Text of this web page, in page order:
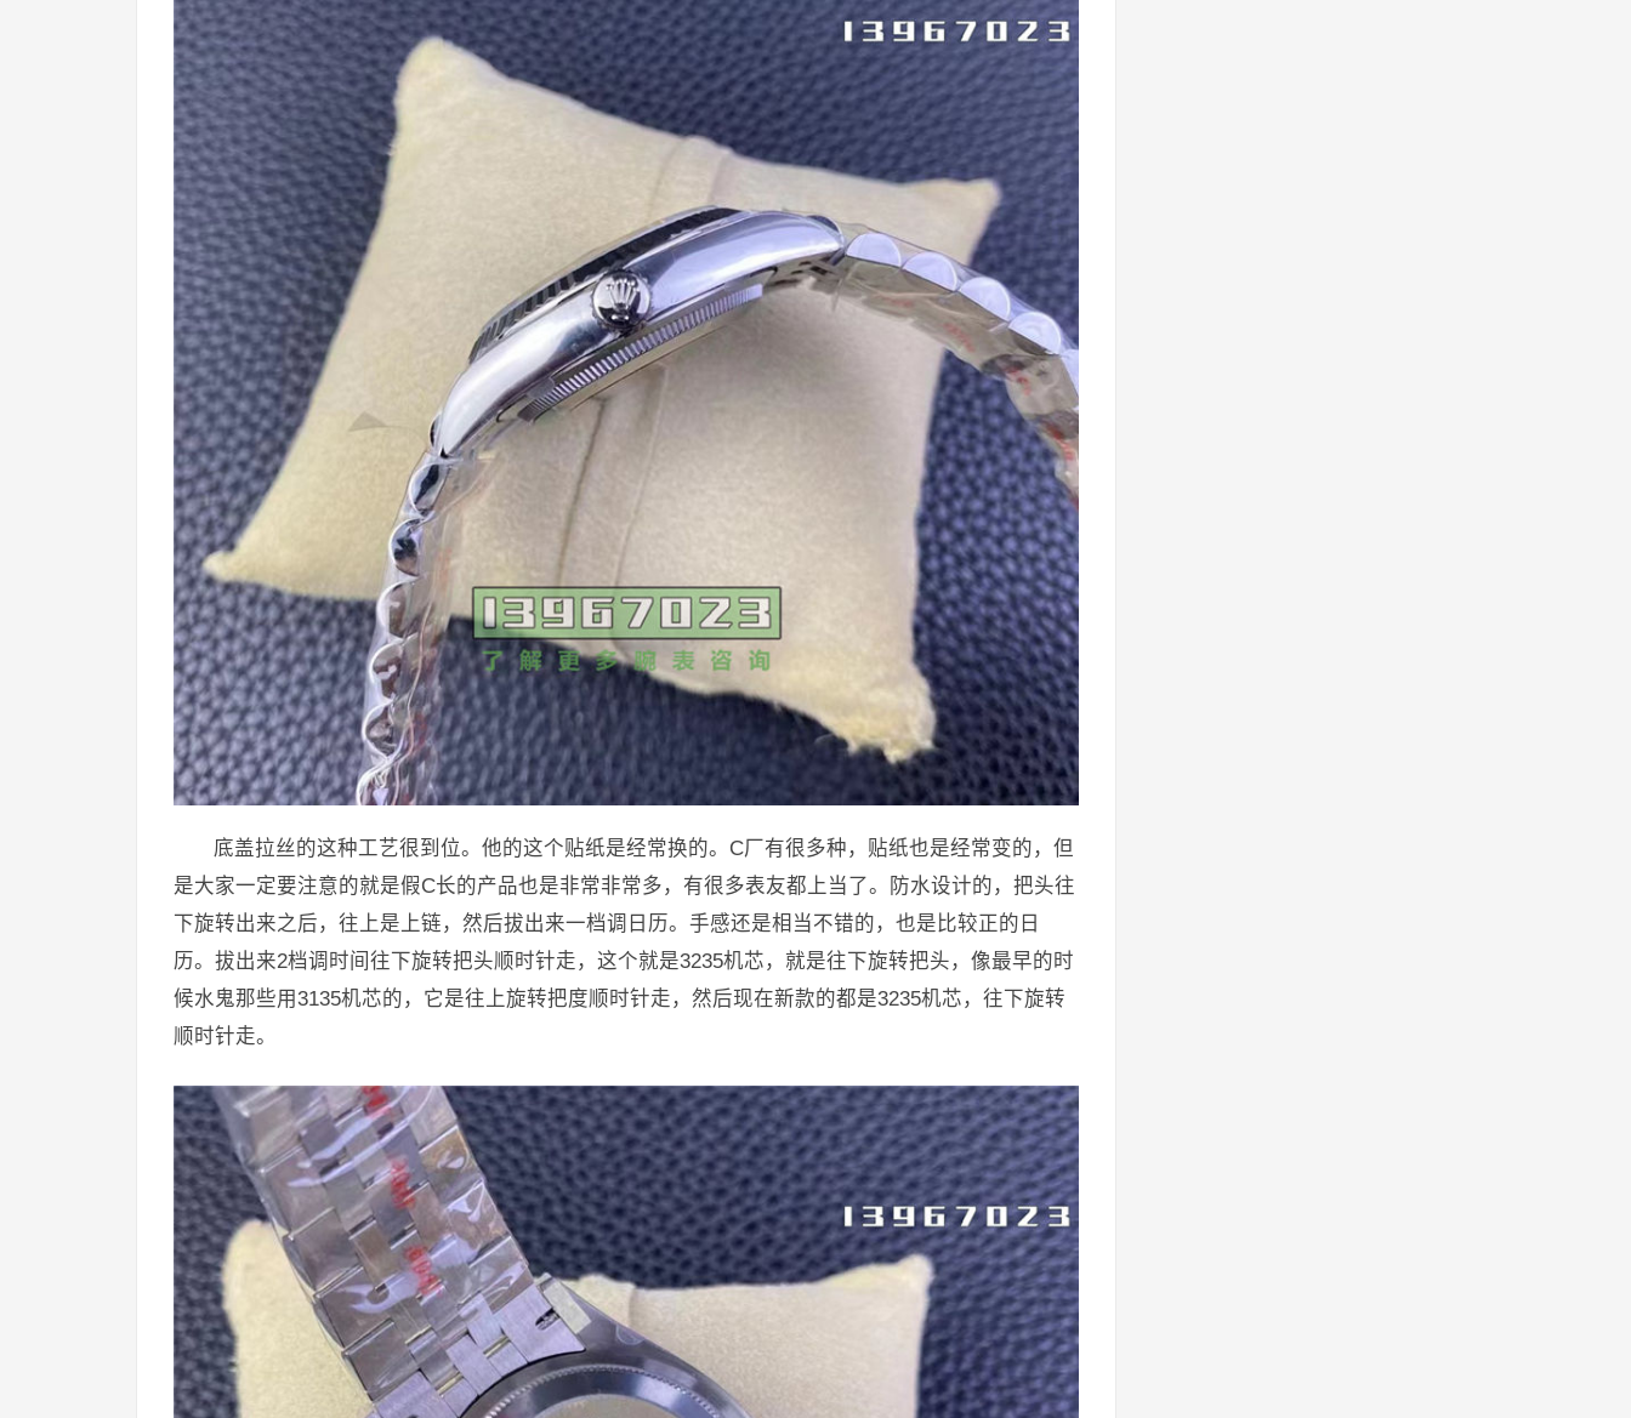
底盖拉丝的这种工艺很到位。他的这个贴纸是经常换的。C厂有很多种，贴纸也是经常变的，但
是大家一定要注意的就是假C长的产品也是非常非常多，有很多表友都上当了。防水设计的，把头往
下旋转出来之后，往上是上链，然后拔出来一档调日历。手感还是相当不错的，也是比较正的日
历。拔出来2档调时间往下旋转把头顺时针走，这个就是3235机芯，就是往下旋转把头，像最早的时
候水鬼那些用3135机芯的，它是往上旋转把度顺时针走，然后现在新款的都是3235机芯，往下旋转
顺时针走。